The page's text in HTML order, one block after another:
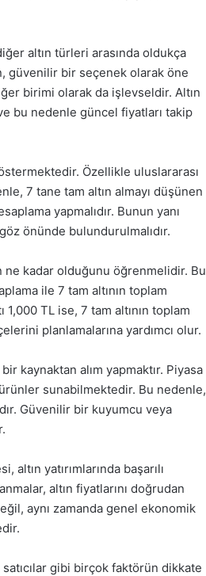
altın türleri arasında oldukça
güvenilir bir seçenek olarak öne
birimi olarak da işlevseldir. Altın
bu nedenle güncel fiyatları takip
Özellikle uluslararası
7 tane tam altın almayı düşünen
yapmalıdır. Bunun yanı
önünde bulundurulmalıdır.
ne kadar olduğunu öğrenmelidir. Bu
ile 7 tam altının toplam
TL ise, 7 tam altının toplam
planlamalarına yardımcı olur.
kaynaktan alım yapmaktır. Piyasa
sunabilmektedir. Bu nedenle,
Güvenilir bir kuyumcu veya
yatırımlarında başarılı
altın fiyatlarını doğrudan
aynı zamanda genel ekonomik
gibi birçok faktörün dikkate